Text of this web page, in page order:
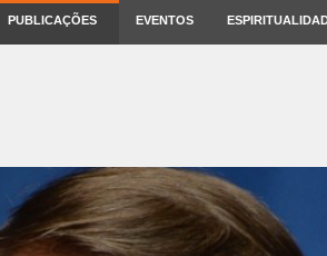
PUBLICAÇÕES EVENTOS